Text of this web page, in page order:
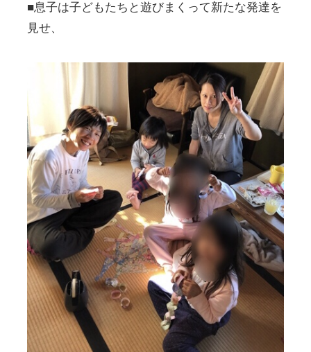
■息子は子どもたちと遊びまくって新たな発達を
見せ、